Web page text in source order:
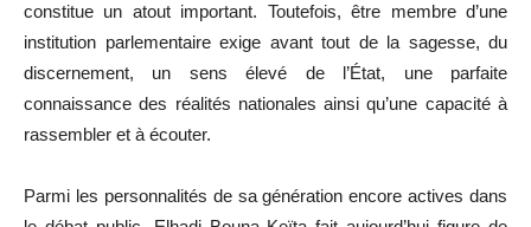
constitue un atout important. Toutefois, être membre d’une
institution parlementaire exige avant tout de la sagesse, du
discernement, un sens élevé de l’État, une parfaite
connaissance des réalités nationales ainsi qu’une capacité à
rassembler et à écouter.
Parmi les personnalités de sa génération encore actives dans